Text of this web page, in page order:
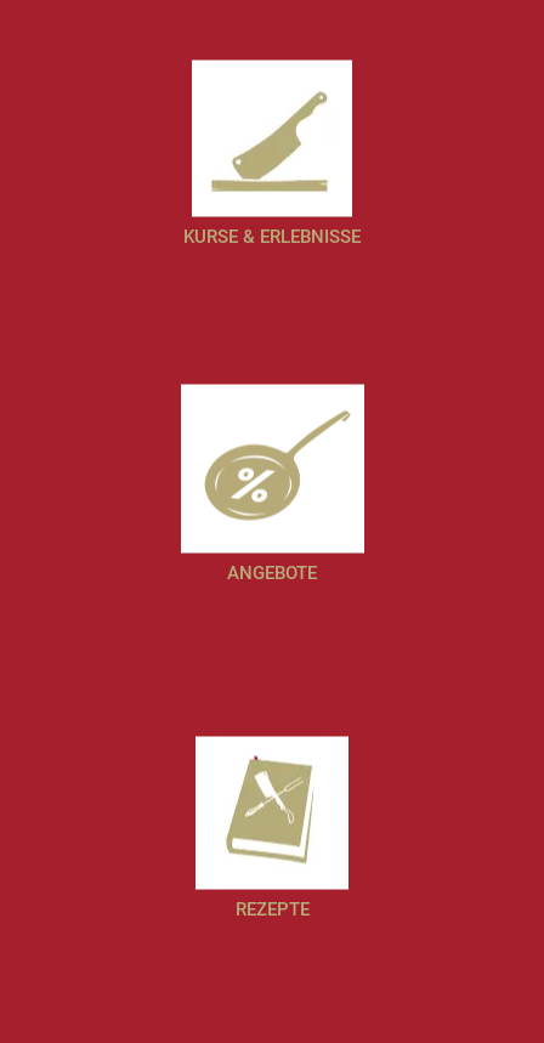
KURSE & ERLEBNISSE
ANGEBOTE
REZEPTE